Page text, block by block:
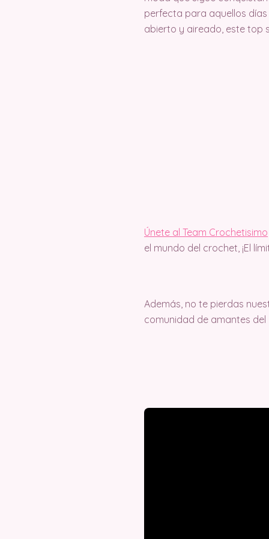
perfecta para aquellos
abierto y aireado, este top
Únete al Team Crochetisimo
el mundo del crochet, ¡El
Además, no te pierdas
comunidad de amantes